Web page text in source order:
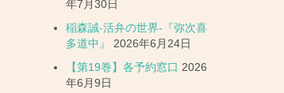
年7月30日
稲森誠-活弁の世界-『弥次喜
多道中』
2026年6月24日
【第19巻】各予約窓口 2026
年6月9日